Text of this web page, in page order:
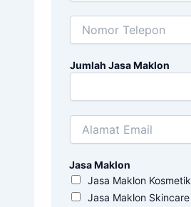
Jumlah Jasa Maklon
Jasa Maklon
Jasa Maklon Kosmetik
Jasa Maklon Skincare